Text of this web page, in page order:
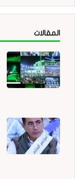
المقالات